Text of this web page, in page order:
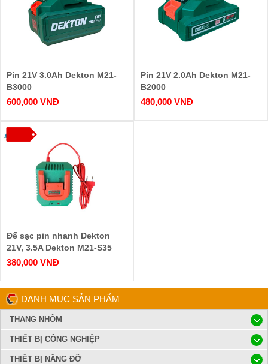
Pin 21V 3.0Ah Dekton M21-
B3000
600,000 VNĐ
Pin 21V 2.0Ah Dekton M21-
B2000
480,000 VNĐ
Đế sạc pin nhanh Dekton
21V, 3.5A Dekton M21-S35
380,000 VNĐ
DANH MỤC SẢN PHẨM
THANG NHÔM
THIẾT BỊ CÔNG NGHIỆP
THIẾT BỊ NÂNG ĐỠ